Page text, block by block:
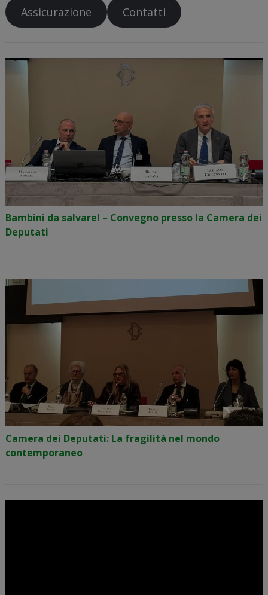
Assicurazione Contatti
Bambini da salvare! – Convegno presso la Camera dei
Deputati
Camera dei Deputati: La fragilità nel mondo
contemporaneo